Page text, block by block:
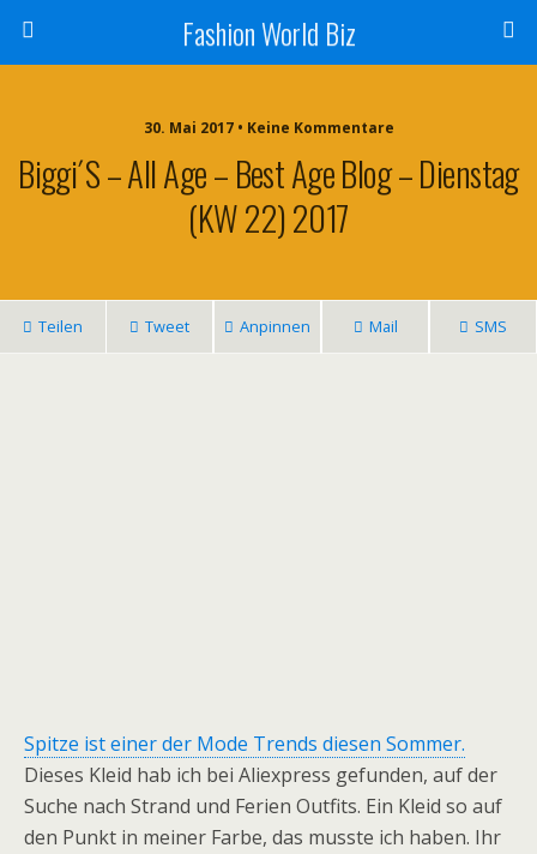
Fashion World Biz
30. Mai 2017 • Keine Kommentare
Biggi´s – All Age – Best Age Blog – Dienstag
(KW 22) 2017
Teilen Tweet Anpinnen Mail SMS
Spitze ist einer der Mode Trends diesen Sommer.
Dieses Kleid hab ich bei Aliexpress gefunden, auf der
Suche nach Strand und Ferien Outfits. Ein Kleid so auf
den Punkt in meiner Farbe, das musste ich haben. Ihr